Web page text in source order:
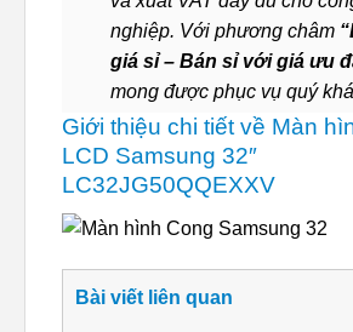
nghiệp. Với phương châm
giá sỉ – Bán sỉ với giá ưu
mong được phục vụ quý
Giới thiệu chi tiết về Màn
LCD Samsung 32″
LC32JG50QQEXXV
Bài viết liên quan